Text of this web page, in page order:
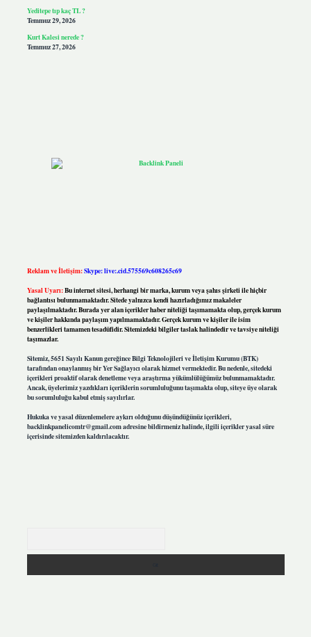
Yeditepe tıp kaç TL ?
Temmuz 29, 2026
Kurt Kalesi nerede ?
Temmuz 27, 2026
Reklam ve İletişim:Skype: live:.cid.575569c608265c69
Yasal Uyarı:Bu internet sitesi, herhangi bir marka, kurum veya şahıs şirketi ile hiçbir
bağlantısı bulunmamaktadır. Sitede yalnızca kendi hazırladığımız makaleler
paylaşılmaktadır. Burada yer alan içerikler haber niteliği taşımamakta olup, gerçek kurum
ve kişiler hakkında paylaşım yapılmamaktadır. Gerçek kurum ve kişiler ile isim
benzerlikleri tamamen tesadüfidir. Sitemizdeki bilgiler taslak halindedir ve tavsiye niteliği
taşımazlar.
Sitemiz, 5651 Sayılı Kanun gereğince Bilgi Teknolojileri ve İletişim Kurumu (BTK)
tarafından onaylanmış bir Yer Sağlayıcı olarak hizmet vermektedir. Bu nedenle, sitedeki
içerikleri proaktif olarak denetleme veya araştırma yükümlülüğümüz bulunmamaktadır.
Ancak, üyelerimiz yazdıkları içeriklerin sorumluluğunu taşımakta olup, siteye üye olarak
bu sorumluluğu kabul etmiş sayılırlar.
Hukuka ve yasal düzenlemelere aykırı olduğunu düşündüğünüz içerikleri,
backlinkpanelicomtr@gmail.comadresine bildirmeniz halinde, ilgili içerikler yasal süre
içerisinde sitemizden kaldırılacaktır.